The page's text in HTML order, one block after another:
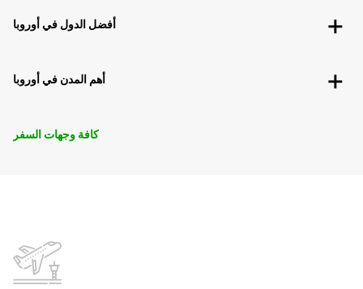
أفضل الدول في أوروبا
أهم المدن في أوروبا
كافة وجهات السفر